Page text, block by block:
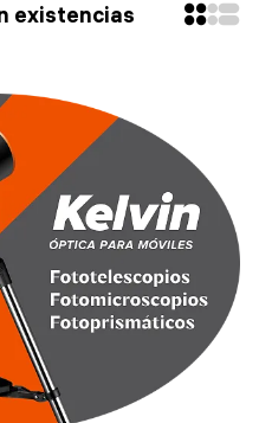
existencias